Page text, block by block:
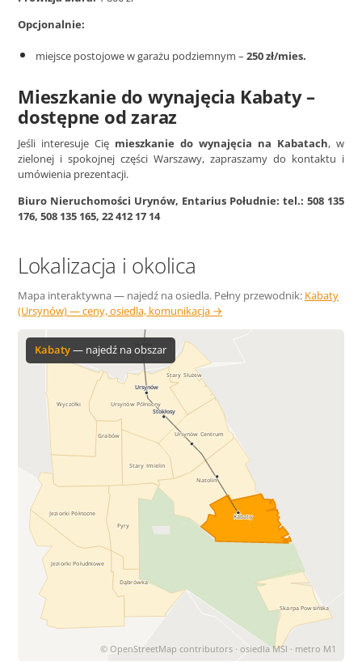
Opcjonalnie:
miejsce postojowe w garażu podziemnym –250 zł/mies.
Mieszkanie do wynajęcia Kabaty –
dostępne od zaraz
Jeśli interesuje Cię mieszkanie do wynajęcia na Kabatach, w
zielonej i spokojnej części Warszawy, zapraszamy do kontaktu i
umówienia prezentacji.
Biuro Nieruchomości Urynów, Entarius Południe: tel.: 508 135
176, 508 135 165, 22 412 17 14
Lokalizacja i okolica
Mapa interaktywna — najedź na osiedla. Pełny przewodnik: Kabaty
(Ursynów) — ceny, osiedla, komunikacja →
Stokłosy
Służew
Ursynów
Dąbrówka
Grabów
Jeziorki Południowe
Jeziorki Północne Kabaty
Natolin
Pyry
Skarpa Powsińska
Stary Imielin
Stary Służew
Ursynów Centrum
Ursynów Północny
Wyczółki
Kabaty— najedź na obszar
© OpenStreetMap contributors · osiedla MSI · metro M1